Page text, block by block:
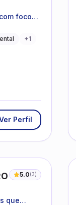
foco
+1
Perfil
5.0(3)
que